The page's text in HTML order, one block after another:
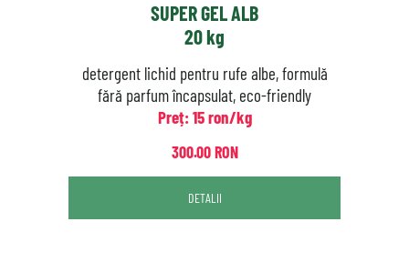
SUPER GEL ALB
20 kg
detergent lichid pentru rufe albe, formulă
fără parfum încapsulat, eco-friendly
Preț: 15 ron/kg
300.00 RON
DETALII